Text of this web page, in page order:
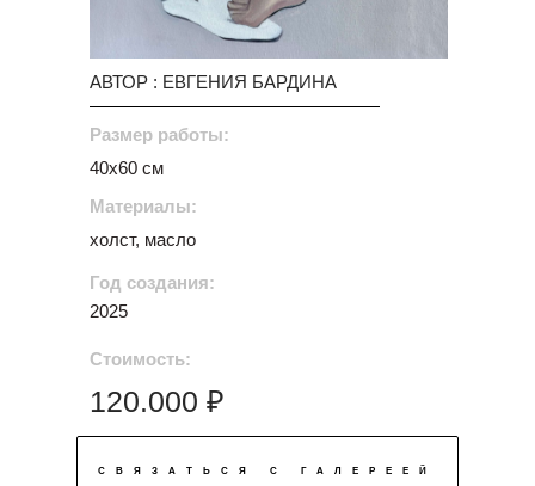
СВЯЗАТЬСЯ С ГАЛЕРЕЕЙ
Размер работы:
120.000 ₽
Стоимость:
Материалы:
холст, масло
Год создания:
2025
40х60 см
АВТОР : ЕВГЕНИЯ БАРДИНА